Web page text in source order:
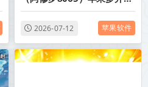
件金克丝激活码
2026-07-12 苹果软件